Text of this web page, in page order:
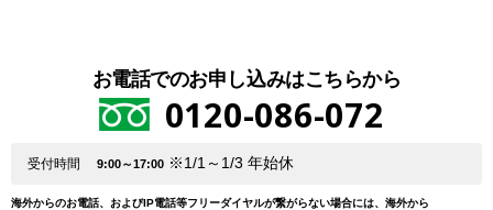
お電話でのお申し込みはこちらから
0120-086-072
受付時間 9:00～17:00 ※1/1～1/3 年始休
海外からのお電話、およびIP電話等フリーダイヤルが繋がらない場合には、海外から